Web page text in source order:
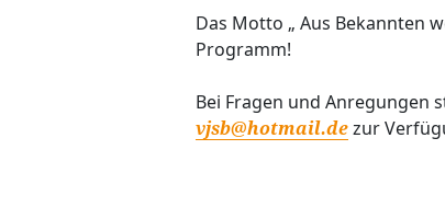
Das Motto „ Aus Bekannten
Programm!
Bei Fragen und Anregungen
vjsb@hotmail.dezur